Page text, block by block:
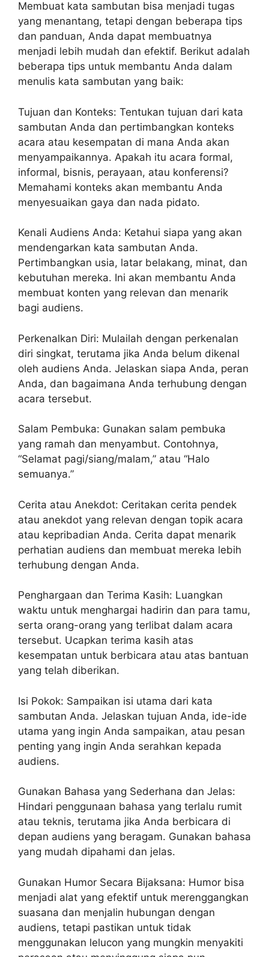
Membuat kata sambutan bisa menjadi tugas
yang menantang, tetapi dengan beberapa tips
dan panduan, Anda dapat membuatnya
menjadi lebih mudah dan efektif. Berikut adalah
beberapa tips untuk membantu Anda dalam
menulis kata sambutan yang baik:
Tujuan dan Konteks: Tentukan tujuan dari kata
sambutan Anda dan pertimbangkan konteks
acara atau kesempatan di mana Anda akan
menyampaikannya. Apakah itu acara formal,
informal, bisnis, perayaan, atau konferensi?
Memahami konteks akan membantu Anda
menyesuaikan gaya dan nada pidato.
Kenali Audiens Anda: Ketahui siapa yang akan
mendengarkan kata sambutan Anda.
Pertimbangkan usia, latar belakang, minat, dan
kebutuhan mereka. Ini akan membantu Anda
membuat konten yang relevan dan menarik
bagi audiens.
Perkenalkan Diri: Mulailah dengan perkenalan
diri singkat, terutama jika Anda belum dikenal
oleh audiens Anda. Jelaskan siapa Anda, peran
Anda, dan bagaimana Anda terhubung dengan
acara tersebut.
Salam Pembuka: Gunakan salam pembuka
yang ramah dan menyambut. Contohnya,
“Selamat pagi/siang/malam,” atau “Halo
semuanya.”
Cerita atau Anekdot: Ceritakan cerita pendek
atau anekdot yang relevan dengan topik acara
atau kepribadian Anda. Cerita dapat menarik
perhatian audiens dan membuat mereka lebih
terhubung dengan Anda.
Penghargaan dan Terima Kasih: Luangkan
waktu untuk menghargai hadirin dan para tamu,
serta orang-orang yang terlibat dalam acara
tersebut. Ucapkan terima kasih atas
kesempatan untuk berbicara atau atas bantuan
yang telah diberikan.
Isi Pokok: Sampaikan isi utama dari kata
sambutan Anda. Jelaskan tujuan Anda, ide-ide
utama yang ingin Anda sampaikan, atau pesan
penting yang ingin Anda serahkan kepada
audiens.
Gunakan Bahasa yang Sederhana dan Jelas:
Hindari penggunaan bahasa yang terlalu rumit
atau teknis, terutama jika Anda berbicara di
depan audiens yang beragam. Gunakan bahasa
yang mudah dipahami dan jelas.
Gunakan Humor Secara Bijaksana: Humor bisa
menjadi alat yang efektif untuk merenggangkan
suasana dan menjalin hubungan dengan
audiens, tetapi pastikan untuk tidak
menggunakan lelucon yang mungkin menyakiti